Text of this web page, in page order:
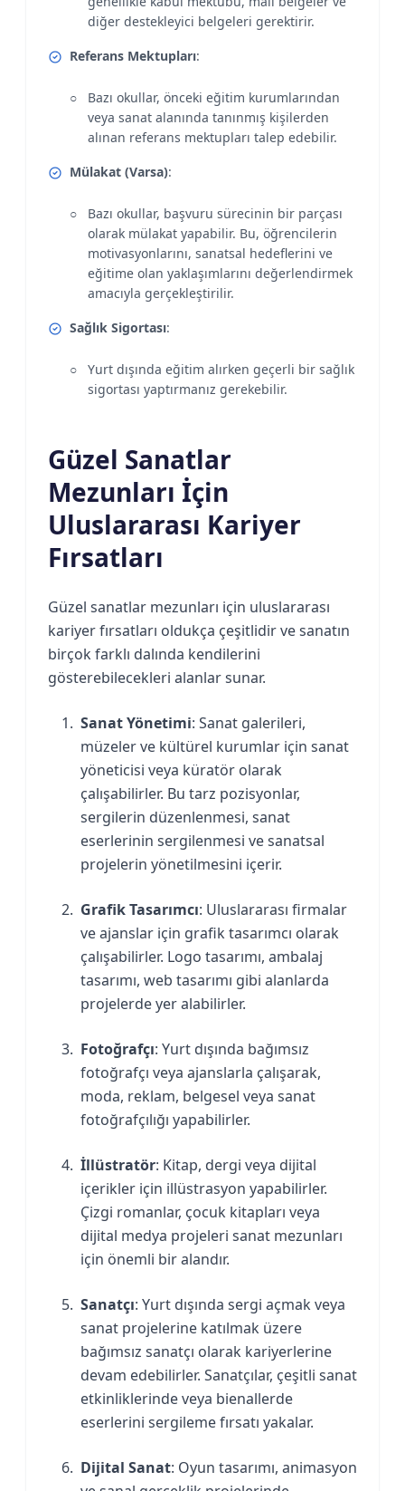
diğer destekleyici belgeleri gerektirir.
Referans Mektupları:
Bazı okullar, önceki eğitim kurumlarından
veya sanat alanında tanınmış kişilerden
alınan referans mektupları talep edebilir.
Mülakat (Varsa):
Bazı okullar, başvuru sürecinin bir parçası
olarak mülakat yapabilir. Bu, öğrencilerin
motivasyonlarını, sanatsal hedeflerini ve
eğitime olan yaklaşımlarını değerlendirmek
amacıyla gerçekleştirilir.
Sağlık Sigortası:
Yurt dışında eğitim alırken geçerli bir sağlık
sigortası yaptırmanız gerekebilir.
Güzel Sanatlar
Mezunları İçin
Uluslararası Kariyer
Fırsatları
Güzel sanatlar mezunları için uluslararası
kariyer fırsatları oldukça çeşitlidir ve sanatın
birçok farklı dalında kendilerini
gösterebilecekleri alanlar sunar.
Sanat Yönetimi: Sanat galerileri,
müzeler ve kültürel kurumlar için sanat
yöneticisi veya küratör olarak
çalışabilirler. Bu tarz pozisyonlar,
sergilerin düzenlenmesi, sanat
eserlerinin sergilenmesi ve sanatsal
projelerin yönetilmesini içerir.
Grafik Tasarımcı: Uluslararası firmalar
ve ajanslar için grafik tasarımcı olarak
çalışabilirler. Logo tasarımı, ambalaj
tasarımı, web tasarımı gibi alanlarda
projelerde yer alabilirler.
Fotoğrafçı: Yurt dışında bağımsız
fotoğrafçı veya ajanslarla çalışarak,
moda, reklam, belgesel veya sanat
fotoğrafçılığı yapabilirler.
İllüstratör: Kitap, dergi veya dijital
içerikler için illüstrasyon yapabilirler.
Çizgi romanlar, çocuk kitapları veya
dijital medya projeleri sanat mezunları
için önemli bir alandır.
Sanatçı: Yurt dışında sergi açmak veya
sanat projelerine katılmak üzere
bağımsız sanatçı olarak kariyerlerine
devam edebilirler. Sanatçılar, çeşitli sanat
etkinliklerinde veya bienallerde
eserlerini sergileme fırsatı yakalar.
Dijital Sanat: Oyun tasarımı, animasyon